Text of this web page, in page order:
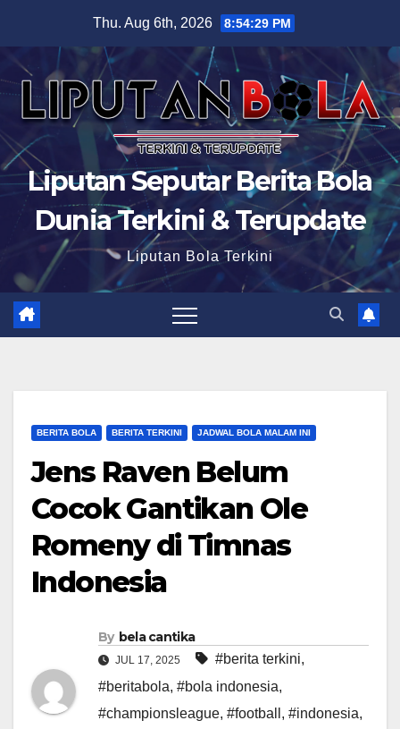
content
Thu. Aug 6th, 2026 8:54:30 PM
Liputan Seputar Berita Bola
Dunia Terkini & Terupdate
Liputan Bola Terkini
BERITA BOLA BERITA TERKINI JADWAL BOLA MALAM INI
Jens Raven Belum
Cocok Gantikan Ole
Romeny di Timnas
Indonesia
By bela cantika
JUL 17, 2025 #berita terkini,
#beritabola, #bola indonesia,
#championsleague, #football , #indonesia,